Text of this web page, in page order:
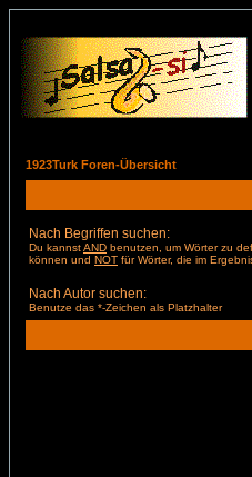
1923Turk Foren-Übersicht
Nach Begriffen suchen:
Du kannstAND benutzen, um Wörter zu
können und NOT für Wörter, die im
Nach Autor suchen:
Benutze das *-Zeichen als Platzhalter